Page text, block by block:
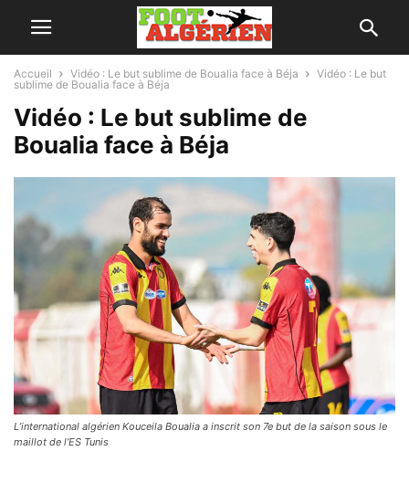
Accueil Vidéo : Le but sublime de Boualia face à Béja
Vidéo : Le but
sublime de Boualia face à Béja
Vidéo : Le but sublime de
Boualia face à Béja
L’international algérien Kouceila Boualia a inscrit son 7e but de la saison sous le
maillot de l’ES Tunis